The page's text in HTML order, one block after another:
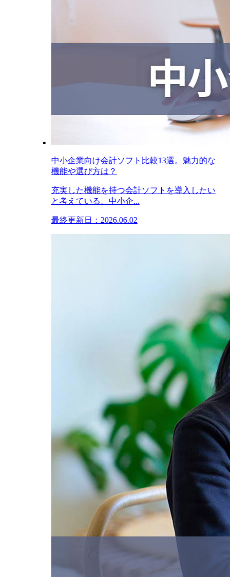
中小企業向け会計ソフト比較13選。魅力的な
機能や選び方は？
充実した機能を持つ会計ソフトを導入したい
と考えている、中小企...
最終更新日：2026.06.02